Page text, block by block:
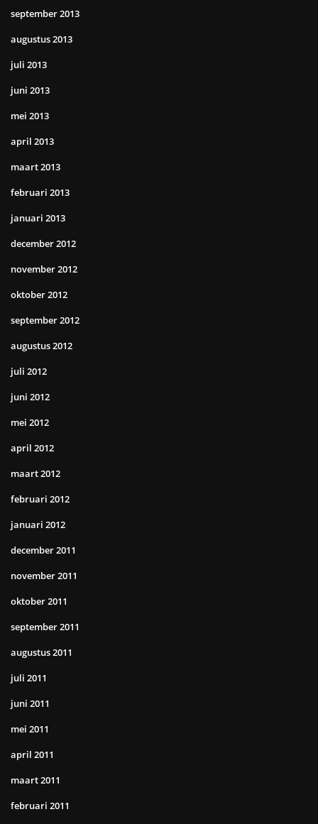
september 2013
augustus 2013
juli 2013
juni 2013
mei 2013
april 2013
maart 2013
februari 2013
januari 2013
december 2012
november 2012
oktober 2012
september 2012
augustus 2012
juli 2012
juni 2012
mei 2012
april 2012
maart 2012
februari 2012
januari 2012
december 2011
november 2011
oktober 2011
september 2011
augustus 2011
juli 2011
juni 2011
mei 2011
april 2011
maart 2011
februari 2011